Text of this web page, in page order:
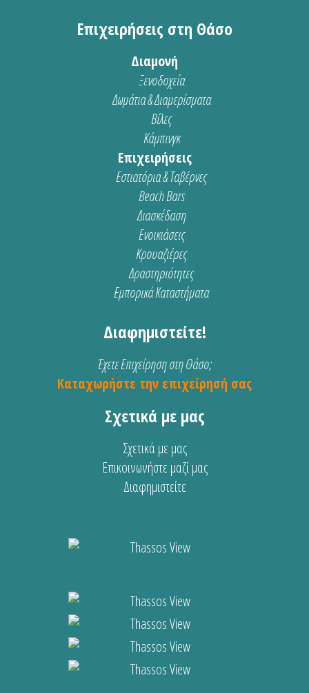
Επιχειρήσεις στη Θάσο
Διαμονή
Ξενοδοχεία
Δωμάτια & Διαμερίσματα
Βίλες
Κάμπινγκ
Επιχειρήσεις
Εστιατόρια & Ταβέρνες
Beach Bars
Διασκέδαση
Ενοικιάσεις
Κρουαζιέρες
Δραστηριότητες
Εμπορικά Καταστήματα
Διαφημιστείτε!
Έχετε Επιχείρηση στη Θάσο;
Καταχωρήστε την επιχείρησή σας
Σχετικά με μας
Σχετικά με μας
Επικοινωνήστε μαζί μας
Διαφημιστείτε